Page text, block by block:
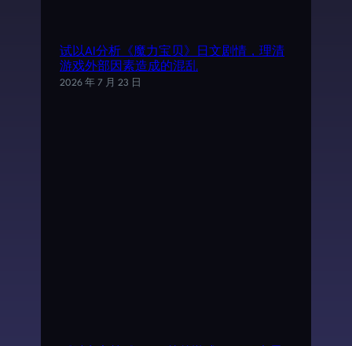
试以AI分析《魔力宝贝》日文剧情，理清
游戏外部因素造成的混乱
2026 年 7 月 23 日